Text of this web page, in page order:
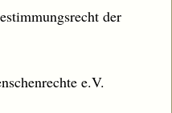
der
e.V.